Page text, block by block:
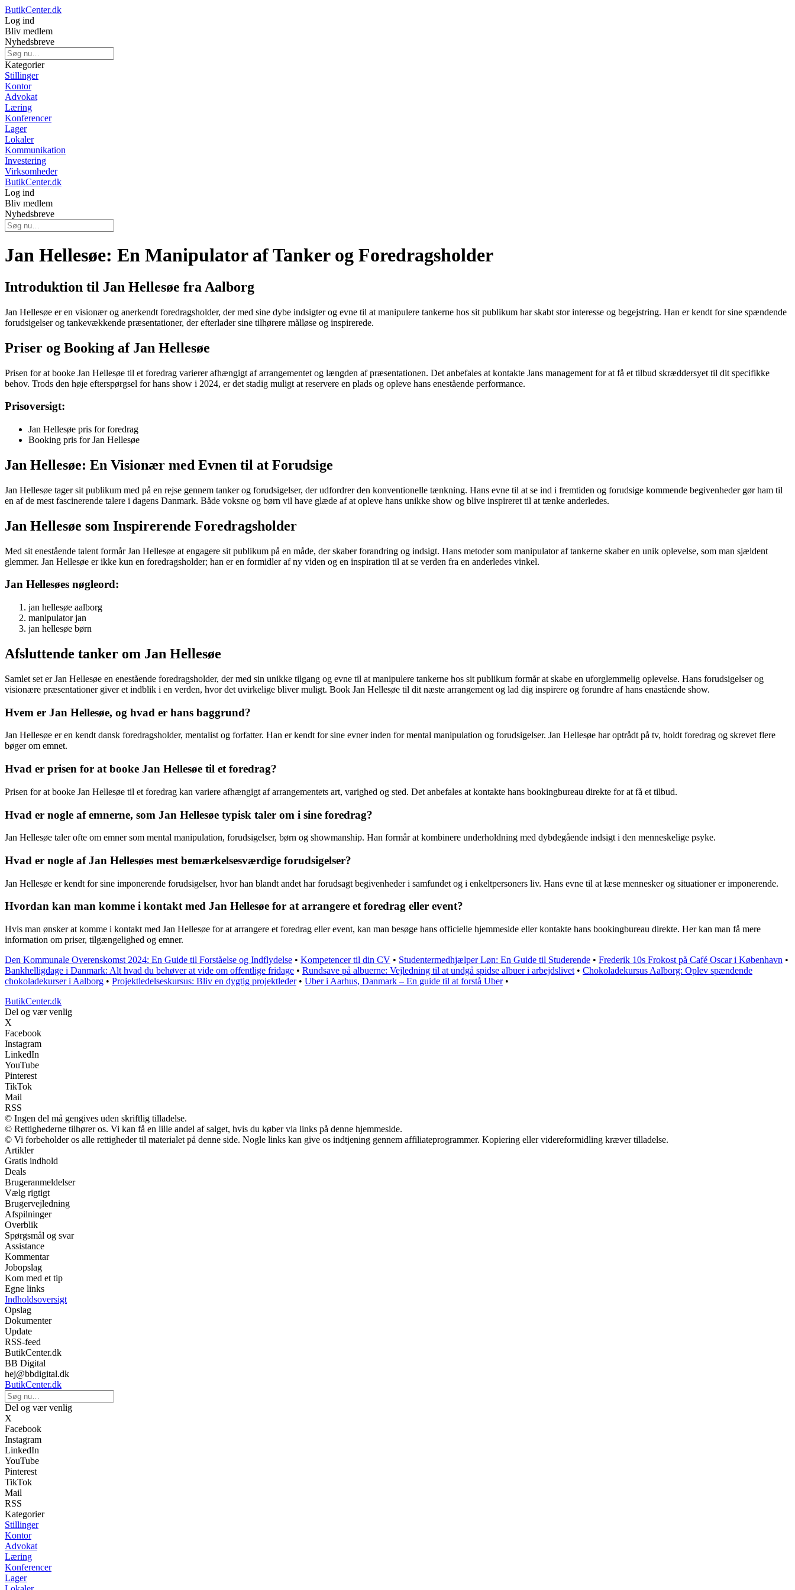
ButikCenter.dk
Log ind
Bliv medlem
Nyhedsbreve
Kategorier
Stillinger
Kontor
Advokat
Læring
Konferencer
Lager
Lokaler
Kommunikation
Investering
Virksomheder
ButikCenter.dk
Log ind
Bliv medlem
Nyhedsbreve
Jan Hellesøe: En Manipulator af Tanker og Foredragsholder
Introduktion til Jan Hellesøe fra Aalborg
Jan Hellesøe er en visionær og anerkendt foredragsholder, der med sine dybe indsigter og evne til at manipulere tankerne hos sit publikum har skabt stor interesse og begejstring. Han er kendt for sine spændende
forudsigelser og tankevækkende præsentationer, der efterlader sine tilhørere målløse og inspirerede.
Priser og Booking af Jan Hellesøe
Prisen for at booke Jan Hellesøe til et foredrag varierer afhængigt af arrangementet og længden af præsentationen. Det anbefales at kontakte Jans management for at få et tilbud skræddersyet til dit specifikke
behov. Trods den høje efterspørgsel for hans show i 2024, er det stadig muligt at reservere en plads og opleve hans enestående performance.
Prisoversigt:
Jan Hellesøe pris for foredrag
Booking pris for Jan Hellesøe
Jan Hellesøe: En Visionær med Evnen til at Forudsige
Jan Hellesøe tager sit publikum med på en rejse gennem tanker og forudsigelser, der udfordrer den konventionelle tænkning. Hans evne til at se ind i fremtiden og forudsige kommende begivenheder gør ham til
en af de mest fascinerende talere i dagens Danmark. Både voksne og børn vil have glæde af at opleve hans unikke show og blive inspireret til at tænke anderledes.
Jan Hellesøe som Inspirerende Foredragsholder
Med sit enestående talent formår Jan Hellesøe at engagere sit publikum på en måde, der skaber forandring og indsigt. Hans metoder som manipulator af tankerne skaber en unik oplevelse, som man sjældent
glemmer. Jan Hellesøe er ikke kun en foredragsholder; han er en formidler af ny viden og en inspiration til at se verden fra en anderledes vinkel.
Jan Hellesøes nøgleord:
jan hellesøe aalborg
manipulator jan
jan hellesøe børn
Afsluttende tanker om Jan Hellesøe
Samlet set er Jan Hellesøe en enestående foredragsholder, der med sin unikke tilgang og evne til at manipulere tankerne hos sit publikum formår at skabe en uforglemmelig oplevelse. Hans forudsigelser og
visionære præsentationer giver et indblik i en verden, hvor det uvirkelige bliver muligt. Book Jan Hellesøe til dit næste arrangement og lad dig inspirere og forundre af hans enastående show.
Hvem er Jan Hellesøe, og hvad er hans baggrund?
Jan Hellesøe er en kendt dansk foredragsholder, mentalist og forfatter. Han er kendt for sine evner inden for mental manipulation og forudsigelser. Jan Hellesøe har optrådt på tv, holdt foredrag og skrevet flere
bøger om emnet.
Hvad er prisen for at booke Jan Hellesøe til et foredrag?
Prisen for at booke Jan Hellesøe til et foredrag kan variere afhængigt af arrangementets art, varighed og sted. Det anbefales at kontakte hans bookingbureau direkte for at få et tilbud.
Hvad er nogle af emnerne, som Jan Hellesøe typisk taler om i sine foredrag?
Jan Hellesøe taler ofte om emner som mental manipulation, forudsigelser, børn og showmanship. Han formår at kombinere underholdning med dybdegående indsigt i den menneskelige psyke.
Hvad er nogle af Jan Hellesøes mest bemærkelsesværdige forudsigelser?
Jan Hellesøe er kendt for sine imponerende forudsigelser, hvor han blandt andet har forudsagt begivenheder i samfundet og i enkeltpersoners liv. Hans evne til at læse mennesker og situationer er imponerende.
Hvordan kan man komme i kontakt med Jan Hellesøe for at arrangere et foredrag eller event?
Hvis man ønsker at komme i kontakt med Jan Hellesøe for at arrangere et foredrag eller event, kan man besøge hans officielle hjemmeside eller kontakte hans bookingbureau direkte. Her kan man få mere
information om priser, tilgængelighed og emner.
Den Kommunale Overenskomst 2024: En Guide til Forståelse og Indflydelse • Kompetencer til din CV • Studentermedhjælper Løn: En Guide til Studerende • Frederik 10s Frokost på Café Oscar i København •
Bankhelligdage i Danmark: Alt hvad du behøver at vide om offentlige fridage • Rundsave på albuerne: Vejledning til at undgå spidse albuer i arbejdslivet • Chokoladekursus Aalborg: Oplev spændende
chokoladekurser i Aalborg • Projektledelseskursus: Bliv en dygtig projektleder• Uber i Aarhus, Danmark – En guide til at forstå Uber•
ButikCenter.dk
Del og vær venlig
X
Facebook
Instagram
LinkedIn
YouTube
Pinterest
TikTok
Mail
RSS
© Ingen del må gengives uden skriftlig tilladelse.
© Rettighederne tilhører os. Vi kan få en lille andel af salget, hvis du køber via links på denne hjemmeside.
© Vi forbeholder os alle rettigheder til materialet på denne side. Nogle links kan give os indtjening gennem affiliateprogrammer. Kopiering eller videreformidling kræver tilladelse.
Artikler
Gratis indhold
Deals
Brugeranmeldelser
Vælg rigtigt
Brugervejledning
Afspilninger
Overblik
Spørgsmål og svar
Assistance
Kommentar
Jobopslag
Kom med et tip
Egne links
Indholdsoversigt
Opslag
Dokumenter
Update
RSS-feed
ButikCenter.dk
BB Digital
hej@bbdigital.dk
ButikCenter.dk
Del og vær venlig
X
Facebook
Instagram
LinkedIn
YouTube
Pinterest
TikTok
Mail
RSS
Kategorier
Stillinger
Kontor
Advokat
Læring
Konferencer
Lager